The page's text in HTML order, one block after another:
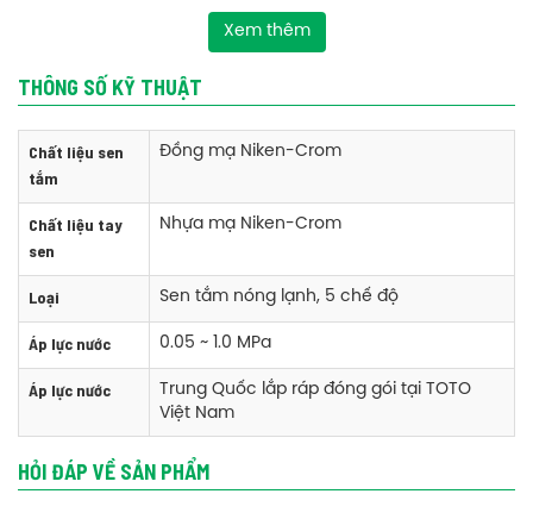
Phụ kiện bộ sen TOTO TBG10302V/DGH108ZR nóng lạnh tay sen 5
chế độ
+ Củ Sen, tay sen, dây sen và gác sen
Tính năng bộ sen TOTO TBG10302V/DGH108ZR nóng lạnh tay sen 5
chế độ
Xem thêm
THÔNG SỐ KỸ THUẬT
Chất liệu sen
tắm
Đồng mạ Niken-Crom
Chất liệu tay
sen
Nhựa mạ Niken-Crom
Loại Sen tắm nóng lạnh, 5 chế độ
Áp lực nước 0.05 ~ 1.0 MPa
Áp lực nước
Trung Quốc lắp ráp đóng gói tại TOTO
Việt Nam
HỎI ĐÁP VỀ SẢN PHẨM